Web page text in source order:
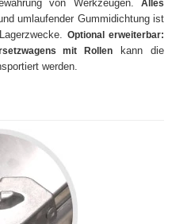
von Werkzeugen. Alles
umlaufender Gummidichtung ist
Optional erweiterbar:
mit Rollen kann die
werden.